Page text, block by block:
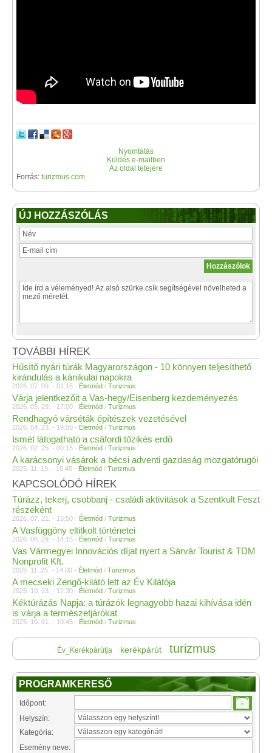
Nyomtatás
Küldés e-mailben
Az oldal tetejére
Forrás: turizmus.com
ÚJ HOZZÁSZÓLÁS
TOVÁBBI HÍREK
Hűsítő nyári túrák Magyarországon - 10 könnyen teljesíthető
kirándulás a kánikulai napokra
2026. 07. 09. - 01:15 - Életmód / Turizmus
Várja jelentkezőit a Vas-hegy/Eisenberg kezdeményezés
2026. 05. 29. - 17:00 - Életmód / Turizmus
Rendhagyó várséták építészek vezetésével
2026. 04. 23. - 19:00 - Életmód / Turizmus
Ismét látogatható a csáfordi tőzikés erdő
2026. 02. 25. - 00:15 - Életmód / Turizmus
A karácsonyi vásárok a bécsi adventi gazdaság mozgatórugói
2025. 11. 19. - 18:45 - Életmód / Turizmus
KAPCSOLÓDÓ HÍREK
Túrázz, tekerj, csobbanj - családi aktivitások a Szentkult Feszt
részeként
2026. 07. 21. - 15:50 - Életmód / Turizmus
A Vasfüggöny eltitkolt történetei
2026. 06. 29. - 14:15 - Életmód / Turizmus
Vas Vármegyei Innovációs díjat nyert a Sárvár Tourist & TDM
Nonprofit Kft.
2025. 11. 25. - 14:00 - Életmód / Turizmus
A mecseki Zengő-kilátó lett az Év Kilátója
2025. 10. 03. - 12:30 - Életmód / Turizmus
Kéktúrázás Napja: a túrázók legnagyobb hazai kihívása idén
is várja a természetjárókat
2025. 10. 01. - 10:45 - Életmód / Turizmus
Év_Kerékpárútja kerékpárút turizmus
PROGRAMKERESŐ
Időpont:
Helyszín:
Kategória:
Esemény neve: